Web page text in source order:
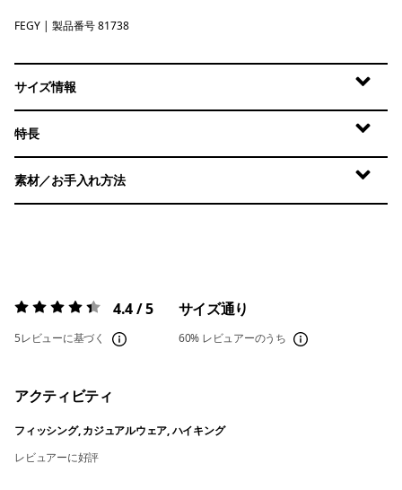
Forever Grey
FEGY | 製品番号 81738
サイズ情報
特長
素材／お手入れ方法
評価:4.4 / 5 4.4 / 5
5レビューに基づく
サイズ通り
60% レビュアーのうち
アクティビティ
フィッシング, カジュアルウェア, ハイキング
レビュアーに好評